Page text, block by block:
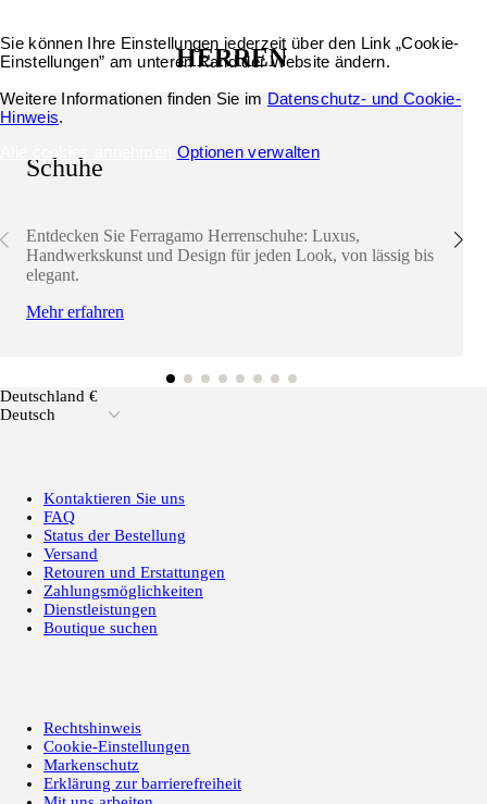
HERREN
Schuhe
Entdecken Sie Ferragamo Herrenschuhe: Luxus,
Handwerkskunst und Design für jeden Look, von lässig bis
elegant.
Mehr erfahren
Deutschland €
Deutsch
Kontaktieren Sie uns
FAQ
Status der Bestellung
Versand
Retouren und Erstattungen
Zahlungsmöglichkeiten
Dienstleistungen
Boutique suchen
Rechtshinweis
Cookie-Einstellungen
Markenschutz
Erklärung zur barrierefreiheit
Sie können Ihre Einstellungen jederzeit über den Link „Cookie-
Einstellungen” am unteren Rand der Website ändern.
Weitere Informationen finden Sie im Datenschutz- und Cookie-
Hinweis.
Optionen verwalten